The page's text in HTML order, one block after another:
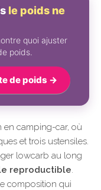
le poids ne
quoi ajuster
poids.
de poids →
en camping-car, où
et trois ustensiles.
lowcarb au long
reproductible.
composition qui